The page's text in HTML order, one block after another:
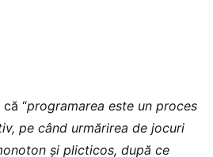
“programarea este un proces
pe când urmărirea de jocuri
și plicticos, după ce